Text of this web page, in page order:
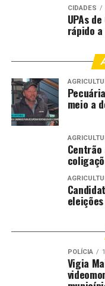
CIDADES
UPAs
rápido
meio a
POLÍCIA
Vigia